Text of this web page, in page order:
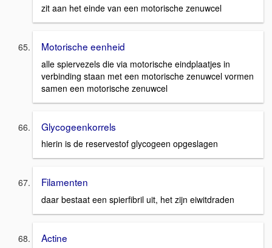
zit aan het einde van een motorische zenuwcel
Motorische eenheid
alle spiervezels die via motorische eindplaatjes in
verbinding staan met een motorische zenuwcel vormen
samen een motorische zenuwcel
Glycogeenkorrels
hierin is de reservestof glycogeen opgeslagen
Filamenten
daar bestaat een spierfibril uit, het zijn eiwitdraden
Actine